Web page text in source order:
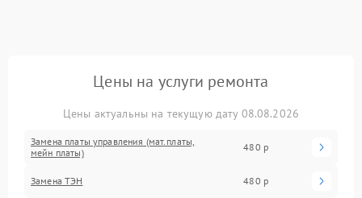
Цены на услуги ремонта
Цены актуальны на текущую дату 08.08.2026
Замена платы управления (мат.платы,
мейн платы)
480 р
Замена ТЭН 480 р